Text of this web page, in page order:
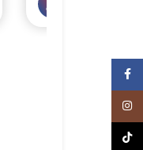
"Très
produit de